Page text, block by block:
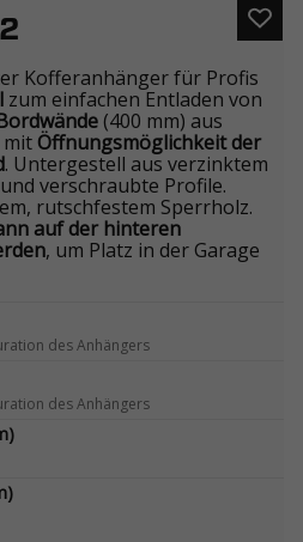
Kofferanhänger für Profis
zum einfachen Entladen von
(400 mm) aus
mit Öffnungsmöglichkeit der
. Untergestell aus verzinktem
verschraubte Profile.
rutschfestem Sperrholz.
auf der hinteren
, um Platz in der Garage
des Anhängers
des Anhängers